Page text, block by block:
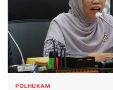
POLHUKAM